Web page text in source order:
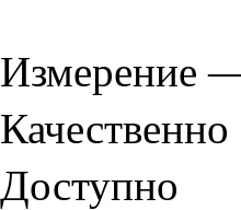
Измерение
Качественно
Доступно